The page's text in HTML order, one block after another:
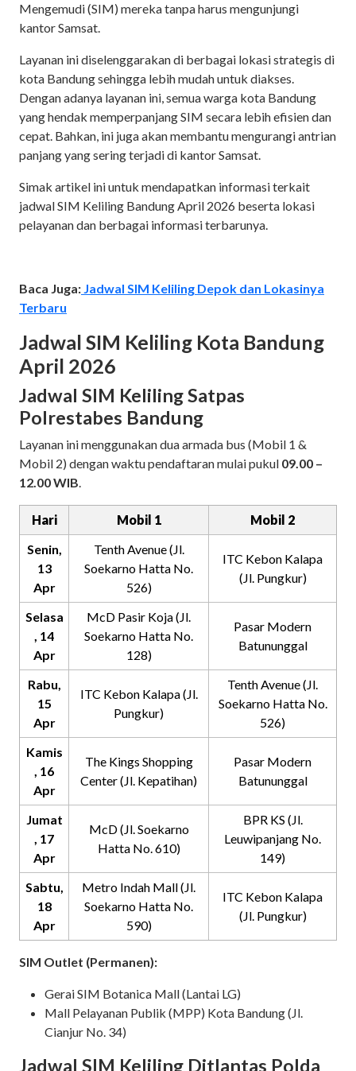
Mengemudi (SIM) mereka tanpa harus mengunjungi
kantor Samsat.
Layanan ini diselenggarakan di berbagai lokasi strategis di
kota Bandung sehingga lebih mudah untuk diakses.
Dengan adanya layanan ini, semua warga kota Bandung
yang hendak memperpanjang SIM secara lebih efisien dan
cepat. Bahkan, ini juga akan membantu mengurangi antrian
panjang yang sering terjadi di kantor Samsat.
Simak artikel ini untuk mendapatkan informasi terkait
jadwal SIM Keliling Bandung April 2026 beserta lokasi
pelayanan dan berbagai informasi terbarunya.
Baca Juga: Jadwal SIM Keliling Depok dan Lokasinya
Terbaru
Jadwal SIM Keliling Kota Bandung
April 2026
Jadwal SIM Keliling Satpas
Polrestabes Bandung
Layanan ini menggunakan dua armada bus (Mobil 1 &
Mobil 2) dengan waktu pendaftaran mulai pukul 09.00 –
12.00 WIB.
Hari Mobil 1
Mobil 2
Senin,
13
Apr
Tenth Avenue (Jl.
Soekarno Hatta No.
526)
ITC Kebon Kalapa
(Jl. Pungkur)
Selasa
, 14
Apr
McD Pasir Koja (Jl.
Soekarno Hatta No.
128)
Pasar Modern
Batununggal
Rabu,
15
Apr
ITC Kebon Kalapa (Jl.
Pungkur)
Tenth Avenue (Jl.
Soekarno Hatta No.
526)
Kamis
, 16
Apr
The Kings Shopping
Center (Jl. Kepatihan)
Pasar Modern
Batununggal
Jumat
, 17
Apr
McD (Jl. Soekarno
Hatta No. 610)
BPR KS (Jl.
Leuwipanjang No.
149)
Sabtu,
18
Apr
Metro Indah Mall (Jl.
Soekarno Hatta No.
590)
ITC Kebon Kalapa
(Jl. Pungkur)
SIM Outlet (Permanen):
Gerai SIM Botanica Mall (Lantai LG)
Mall Pelayanan Publik (MPP) Kota Bandung (Jl.
Cianjur No. 34)
Jadwal SIM Keliling Ditlantas Polda